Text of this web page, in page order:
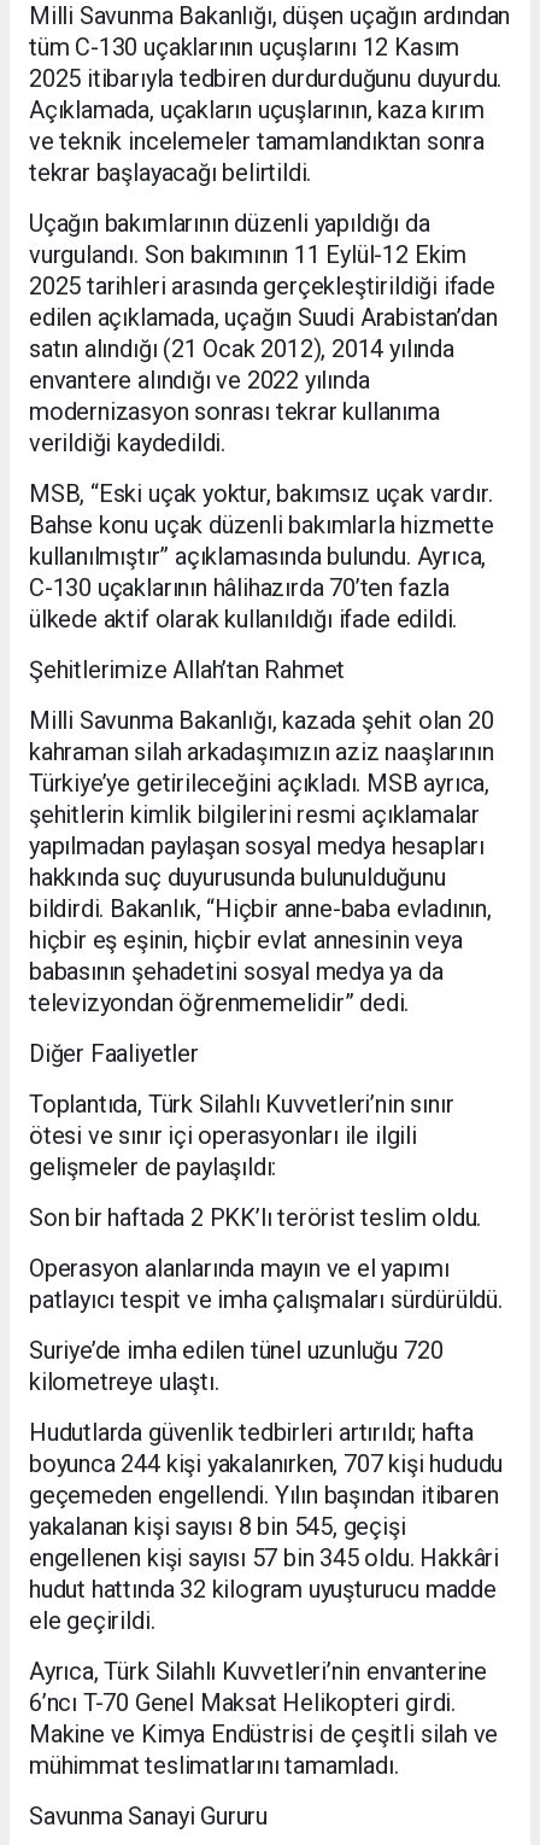
Milli Savunma Bakanlığı, düşen uçağın ardından
tüm C-130 uçaklarının uçuşlarını 12 Kasım
2025 itibarıyla tedbiren durdurduğunu duyurdu.
Açıklamada, uçakların uçuşlarının, kaza kırım
ve teknik incelemeler tamamlandıktan sonra
tekrar başlayacağı belirtildi.
Uçağın bakımlarının düzenli yapıldığı da
vurgulandı. Son bakımının 11 Eylül-12 Ekim
2025 tarihleri arasında gerçekleştirildiği ifade
edilen açıklamada, uçağın Suudi Arabistan’dan
satın alındığı (21 Ocak 2012), 2014 yılında
envantere alındığı ve 2022 yılında
modernizasyon sonrası tekrar kullanıma
verildiği kaydedildi.
MSB, “Eski uçak yoktur, bakımsız uçak vardır.
Bahse konu uçak düzenli bakımlarla hizmette
kullanılmıştır” açıklamasında bulundu. Ayrıca,
C-130 uçaklarının hâlihazırda 70’ten fazla
ülkede aktif olarak kullanıldığı ifade edildi.
Şehitlerimize Allah’tan Rahmet
Milli Savunma Bakanlığı, kazada şehit olan 20
kahraman silah arkadaşımızın aziz naaşlarının
Türkiye’ye getirileceğini açıkladı. MSB ayrıca,
şehitlerin kimlik bilgilerini resmi açıklamalar
yapılmadan paylaşan sosyal medya hesapları
hakkında suç duyurusunda bulunulduğunu
bildirdi. Bakanlık, “Hiçbir anne-baba evladının,
hiçbir eş eşinin, hiçbir evlat annesinin veya
babasının şehadetini sosyal medya ya da
televizyondan öğrenmemelidir” dedi.
Diğer Faaliyetler
Toplantıda, Türk Silahlı Kuvvetleri’nin sınır
ötesi ve sınır içi operasyonları ile ilgili
gelişmeler de paylaşıldı:
Son bir haftada 2 PKK’lı terörist teslim oldu.
Operasyon alanlarında mayın ve el yapımı
patlayıcı tespit ve imha çalışmaları sürdürüldü.
Suriye’de imha edilen tünel uzunluğu 720
kilometreye ulaştı.
Hudutlarda güvenlik tedbirleri artırıldı; hafta
boyunca 244 kişi yakalanırken, 707 kişi hududu
geçemeden engellendi. Yılın başından itibaren
yakalanan kişi sayısı 8 bin 545, geçişi
engellenen kişi sayısı 57 bin 345 oldu. Hakkâri
hudut hattında 32 kilogram uyuşturucu madde
ele geçirildi.
Ayrıca, Türk Silahlı Kuvvetleri’nin envanterine
6’ncı T-70 Genel Maksat Helikopteri girdi.
Makine ve Kimya Endüstrisi de çeşitli silah ve
mühimmat teslimatlarını tamamladı.
Savunma Sanayi Gururu